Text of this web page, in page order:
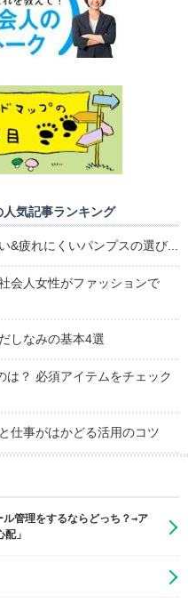
気記事ランキング
&疲れにくいパンプスの選び...
会人女性がファッションで
しなみの基本4選
は？ 必須アイテムをチェック
仕事がはかどる活用のコツ
管理をするならどっち？→ア
」